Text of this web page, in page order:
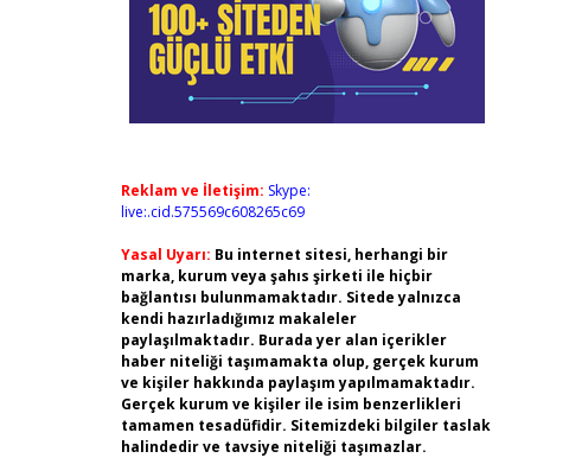
Reklam ve İletişim: Skype:
live:.cid.575569c608265c69
Yasal Uyarı: Bu internet sitesi, herhangi bir
marka, kurum veya şahıs şirketi ile hiçbir
bağlantısı bulunmamaktadır. Sitede yalnızca
kendi hazırladığımız makaleler
paylaşılmaktadır. Burada yer alan içerikler
haber niteliği taşımamakta olup, gerçek kurum
ve kişiler hakkında paylaşım yapılmamaktadır.
Gerçek kurum ve kişiler ile isim benzerlikleri
tamamen tesadüfidir. Sitemizdeki bilgiler taslak
halindedir ve tavsiye niteliği taşımazlar.